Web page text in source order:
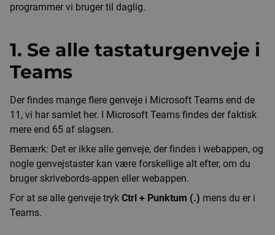
programmer vi bruger til daglig.
1. Se alle tastaturgenveje i
Teams
Der findes mange flere genveje i Microsoft Teams end de
11, vi har samlet her. I Microsoft Teams findes der faktisk
mere end 65 af slagsen.
Bemærk: Det er ikke alle genveje, der findes i webappen, og
nogle genvejstaster kan være forskellige alt efter, om du
bruger skrivebords-appen eller webappen.
For at se alle genveje tryk Ctrl + Punktum (.) mens du er i
Teams.